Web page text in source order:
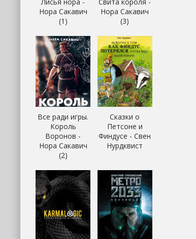
Нора Сакавич
(1)
Нора Сакавич
(3)
Все ради игры.
Король
Воронов -
Нора Сакавич
(2)
Сказки о
Петсоне и
Финдусе - Свен
Нурдквист